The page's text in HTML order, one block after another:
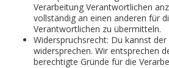
Verarbeitung Verantwortlichen
vollständig an einen anderen für
Verantwortlichen zu übermitteln.
Widerspruchsrecht: Du kannst
widersprechen. Wir entsprechen
berechtigte Gründe für die